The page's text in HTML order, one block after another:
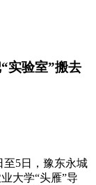
实验室”搬去
至5日，豫东永城
大学“头雁”导